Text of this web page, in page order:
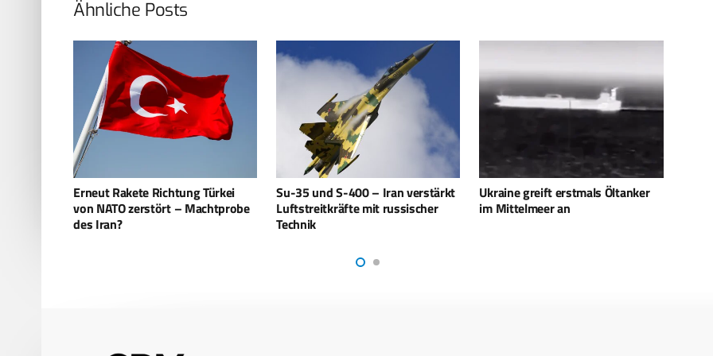
Ähnliche Posts
Su-35 und S-400 – Iran verstärkt
Luftstreitkräfte mit russischer
Technik
Ukraine greift erstmals Öltanker
im Mittelmeer an
NSPA vergibt Auftrag zur
Lieferung von Patriot